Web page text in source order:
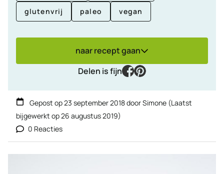
glutenvrij paleo vegan
naar recept gaan
Delen is fijn
facebook
pinterest
Gepost op23 september 2018doorSimone (Laatst
bijgewerkt op26 augustus 2019)
0 Reacties